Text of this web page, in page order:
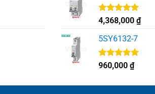
Được xếp
hạng 5.00
5 sao
4,368,000 ₫
5SY6132-7
Được xếp
hạng
5.00
960,000 ₫